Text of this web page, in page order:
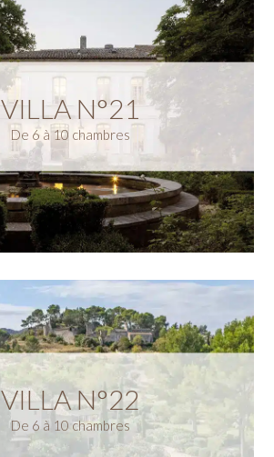
VILLA N°21
De 6 à 10 chambres
VILLA N°22
De 6 à 10 chambres